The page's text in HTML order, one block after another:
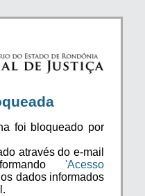
foi bloqueado por
através do e-mail
'Acesso
dados informados